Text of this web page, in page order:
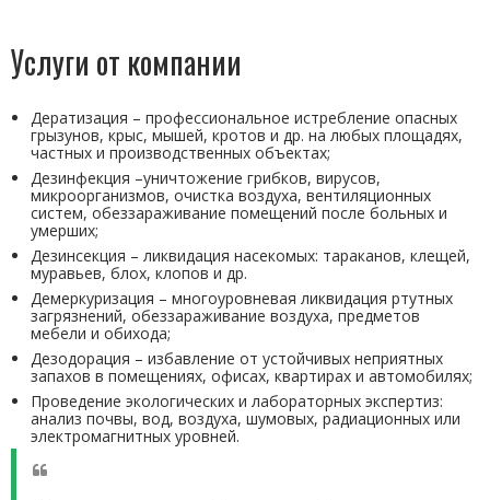
Услуги от компании
Дератизация – профессиональное истребление опасных
грызунов, крыс, мышей, кротов и др. на любых площадях,
частных и производственных объектах;
Дезинфекция –уничтожение грибков, вирусов,
микроорганизмов, очистка воздуха, вентиляционных
систем, обеззараживание помещений после больных и
умерших;
Дезинсекция – ликвидация насекомых: тараканов, клещей,
муравьев, блох, клопов и др.
Демеркуризация – многоуровневая ликвидация ртутных
загрязнений, обеззараживание воздуха, предметов
мебели и обихода;
Дезодорация – избавление от устойчивых неприятных
запахов в помещениях, офисах, квартирах и автомобилях;
Проведение экологических и лабораторных экспертиз:
анализ почвы, вод, воздуха, шумовых, радиационных или
электромагнитных уровней.